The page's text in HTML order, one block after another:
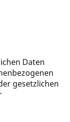
Daten
gesetzlichen